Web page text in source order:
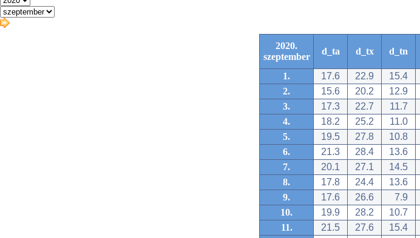
2020.
szeptember
d_ta d_tx d_tn
1. 17.6 22.9 15.4
2.
15.6 20.2 12.9
3.
17.3 22.7 11.7
4.
18.2 25.2 11.0
5.
19.5 27.8 10.8
6.
21.3 28.4 13.6
7.
20.1 27.1 14.5
8.
17.8 24.4 13.6
9.
17.6 26.6 7.9
10.
19.9 28.2 10.7
11.
21.5 27.6 15.4